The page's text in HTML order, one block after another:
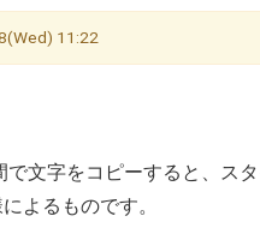
11:22
文字をコピーすると、ス
よるものです。